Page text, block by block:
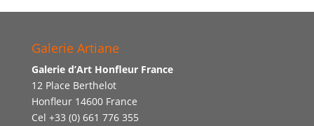
Galerie Artiane
Galerie d’Art Honfleur France
12 Place Berthelot
Honfleur 14600 France
Cel +33 (0) 661 776 355